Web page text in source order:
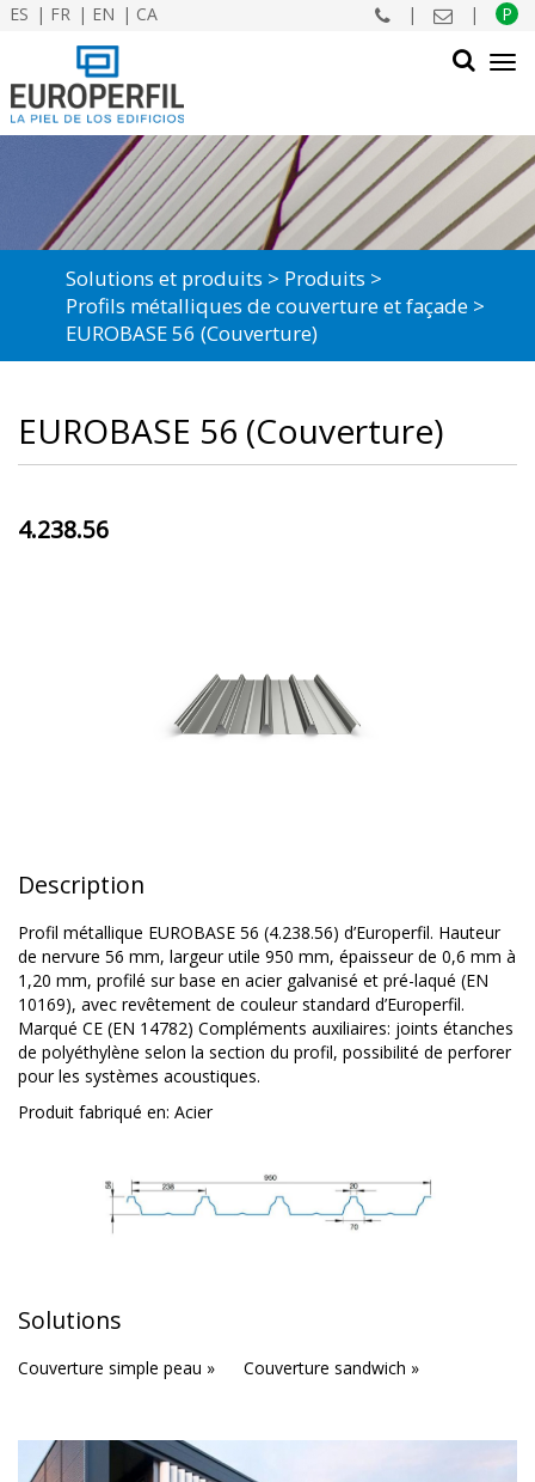
ES FR EN CA | | P
CHERCHER
Solutions et produits
Produits
Profils métalliques de couverture et façade
EUROBASE 56 (Couverture)
EUROBASE 56 (Couverture)
4.238.56
Description
Profil métallique EUROBASE 56 (4.238.56) d’Europerfil. Hauteur
de nervure 56 mm, largeur utile 950 mm, épaisseur de 0,6 mm à
1,20 mm, profilé sur base en acier galvanisé et pré-laqué (EN
10169), avec revêtement de couleur standard d’Europerfil.
Marqué CE (EN 14782) Compléments auxiliaires: joints étanches
de polyéthylène selon la section du profil, possibilité de perforer
pour les systèmes acoustiques.
Produit fabriqué en: Acier
Solutions
Couverture simple peau » Couverture sandwich »